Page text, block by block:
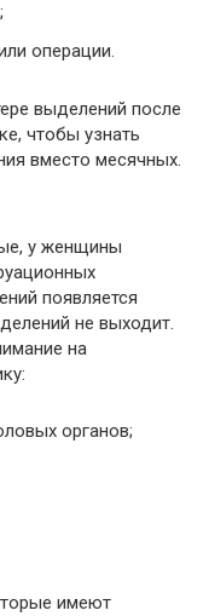
операции.
выделений после
чтобы узнать
вместо месячных.
у женщины
появляется
не выходит.
на
органов;
имеют